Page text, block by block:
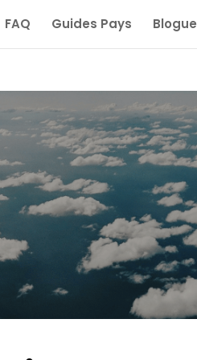
FAQ Guides Pays Blogue